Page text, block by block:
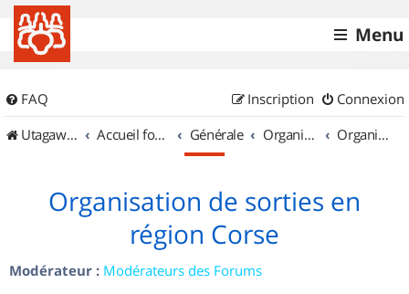
Menu
FAQ Connexion
Inscription
UtagawaVTT (Randos VTT et VTTAE avec traces GPS)
Accueil forum Générale Organisation de sorties & Recherche de partenaires Organisation de sorties en région Corse
Organisation de sorties en
région Corse
Modérateur : Modérateurs des Forums